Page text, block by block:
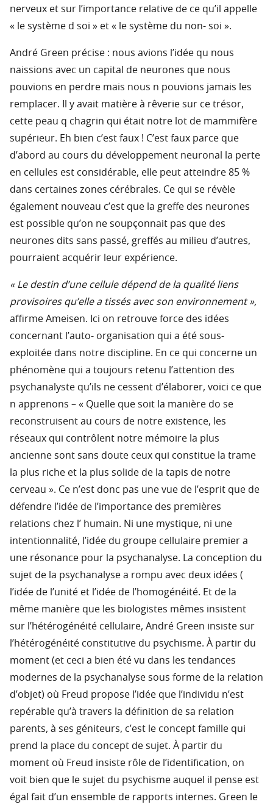
nerveux et sur l’importance relative de ce qu’il appelle
« le système d soi » et « le système du non- soi ».
André Green précise : nous avions l’idée qu nous
naissions avec un capital de neurones que nous
pouvions en perdre mais nous n pouvions jamais les
remplacer. Il y avait matière à rêverie sur ce trésor,
cette peau q chagrin qui était notre lot de mammifère
supérieur. Eh bien c’est faux ! C’est faux parce que
d’abord au cours du développement neuronal la perte
en cellules est considérable, elle peut atteindre 85 %
dans certaines zones cérébrales. Ce qui se révèle
également nouveau c’est que la greffe des neurones
est possible qu’on ne soupçonnait pas que des
neurones dits sans passé, greffés au milieu d’autres,
pourraient acquérir leur expérience.
« Le destin d’une cellule dépend de la qualité liens
provisoires qu’elle a tissés avec son environnement »,
affirme Ameisen. Ici on retrouve force des idées
concernant l’auto- organisation qui a été sous-
exploitée dans notre discipline. En ce qui concerne un
phénomène qui a toujours retenu l’attention des
psychanalyste qu’ils ne cessent d’élaborer, voici ce que
n apprenons – « Quelle que soit la manière do se
reconstruisent au cours de notre existence, les
réseaux qui contrôlent notre mémoire la plus
ancienne sont sans doute ceux qui constitue la trame
la plus riche et la plus solide de la tapis de notre
cerveau ». Ce n’est donc pas une vue de l’esprit que de
défendre l’idée de l’importance des premières
relations chez l’ humain. Ni une mystique, ni une
intentionnalité, l’idée du groupe cellulaire premier a
une résonance pour la psychanalyse. La conception du
sujet de la psychanalyse a rompu avec deux idées (
l’idée de l’unité et l’idée de l’homogénéité. Et de la
même manière que les biologistes mêmes insistent
sur l’hétérogénéité cellulaire, André Green insiste sur
l’hétérogénéité constitutive du psychisme. À partir du
moment (et ceci a bien été vu dans les tendances
modernes de la psychanalyse sous forme de la relation
d’objet) où Freud propose l’idée que l’individu n’est
repérable qu’à travers la définition de sa relation
parents, à ses géniteurs, c’est le concept famille qui
prend la place du concept de sujet. À partir du
moment où Freud insiste rôle de l’identification, on
voit bien que le sujet du psychisme auquel il pense est
égal fait d’un ensemble de rapports internes. Green le